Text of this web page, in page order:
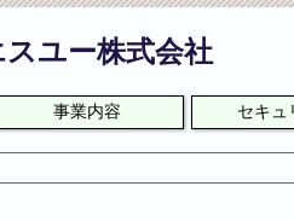
ユー株式会社
事業内容 セキュ